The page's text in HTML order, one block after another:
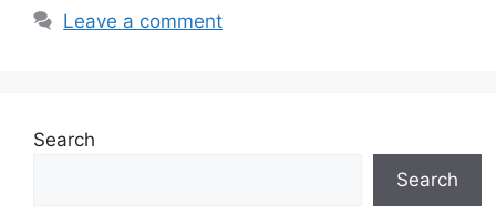
Leave a comment
Search
Search